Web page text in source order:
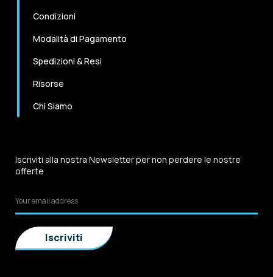
Condizioni
Modalità di Pagamento
Spedizioni & Resi
Risorse
Chi Siamo
Iscriviti alla nostra Newsletter per non perdere le nostre
offerte